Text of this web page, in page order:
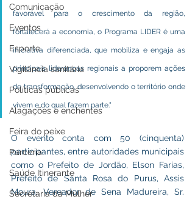
Comunicação
Eventos
Esporte
Vigilância sanitária
Políticas públicas
Alagações e enchentes
Feira do peixe
Parceria
Saúde Itinerante
Secretaria da Mulher
favorável para o crescimento da região,
fortalecerá a economia, o Programa LIDER é uma
iniciativa diferenciada, que mobiliza e engaja as
principais lideranças regionais a proporem ações
de transformação, desenvolvendo o território onde
vivem e do qual fazem parte."
O evento conta com 50 (cinquenta)
participantes, entre autoridades municipais
como o Prefeito de Jordão, Elson Farias,
Prefeito de Santa Rosa do Purus, Assis
Moura, Vereador de Sena Madureira, Sr.